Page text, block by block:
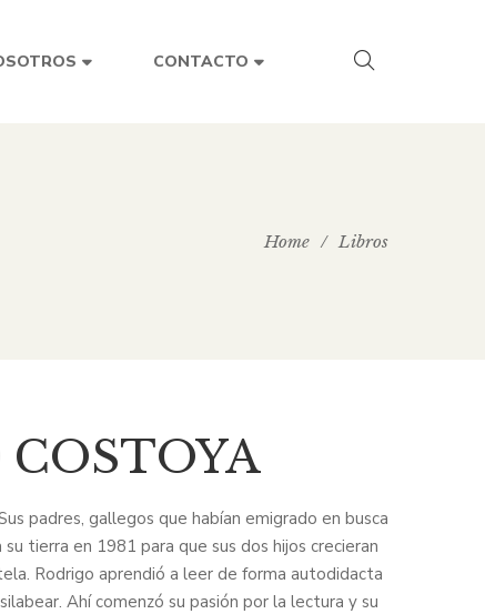
CONTACTO
Home / Libros
padres, gallegos que habían emigrado en busca
tierra en 1981 para que sus dos hijos crecieran
Rodrigo aprendió a leer de forma autodidacta
Ahí comenzó su pasión por la lectura y su